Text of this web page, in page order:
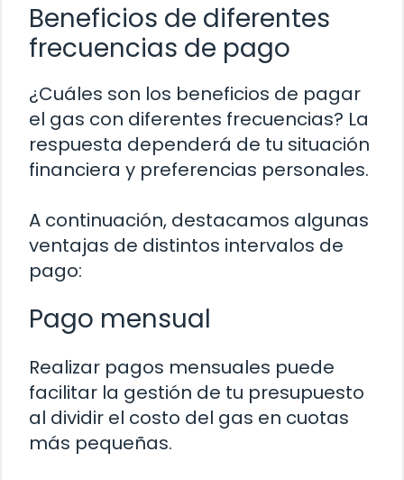
Beneficios de diferentes
frecuencias de pago
¿Cuáles son los beneficios de pagar
el gas con diferentes frecuencias? La
respuesta dependerá de tu situación
financiera y preferencias personales.
A continuación, destacamos algunas
ventajas de distintos intervalos de
pago:
Pago mensual
Realizar pagos mensuales puede
facilitar la gestión de tu presupuesto
al dividir el costo del gas en cuotas
más pequeñas.